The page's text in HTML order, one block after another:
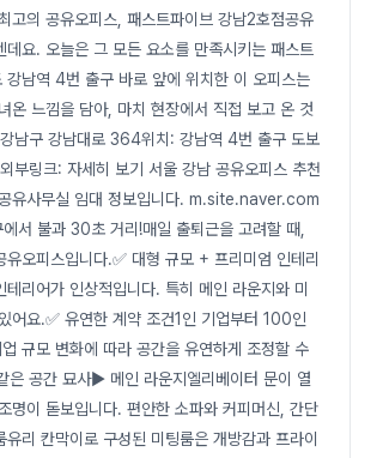
고의 공유오피스, 패스트파이브 강남2호점공유
요. 오늘은 그 모든 요소를 만족시키는 패스트
남역 4번 출구 바로 앞에 위치한 이 오피스는
온 느낌을 담아, 마치 현장에서 직접 보고 온 것
남구 강남대로 364위치: 강남역 4번 출구 도보
링크: 자세히 보기 서울 강남 공유오피스 추천
유사무실 임대 정보입니다. m.site.naver.com
서 불과 30초 거리!매일 출퇴근을 고려할 때,
오피스입니다.✅ 대형 규모 + 프리미엄 인테리
리어가 인상적입니다. 특히 메인 라운지와 미
어요.✅ 유연한 계약 조건1인 기업부터 100인
규모 변화에 따라 공간을 유연하게 조정할 수
은 공간 묘사▶ 메인 라운지엘리베이터 문이 열
명이 돋보입니다. 편안한 소파와 커피머신, 간단
리 칸막이로 구성된 미팅룸은 개방감과 프라이